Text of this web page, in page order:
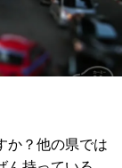
か？他の県では